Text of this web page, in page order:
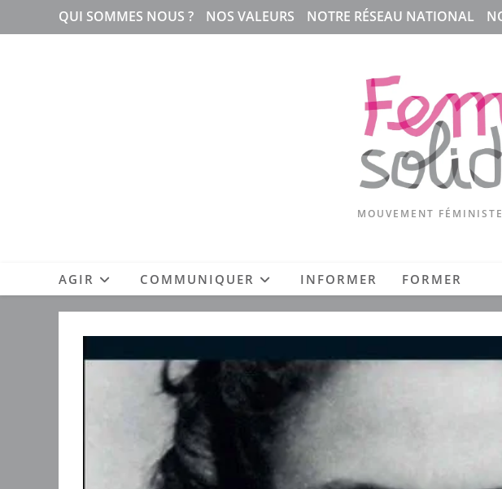
QUI SOMMES NOUS ? NOS VALEURS NOTRE RÉSEAU NATIONAL
MOUVEMENT
AGIR COMMUNIQUER INFORMER FORMER